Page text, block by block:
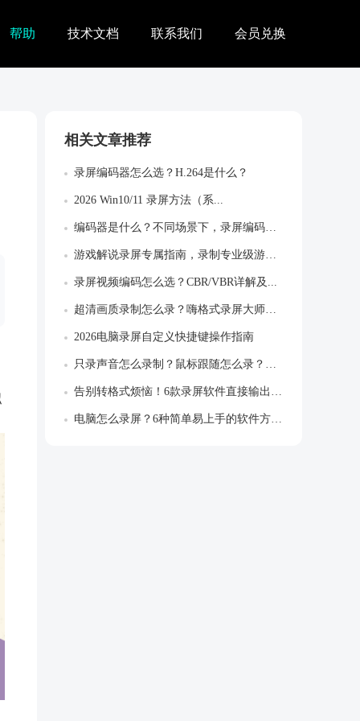
帮助 技术文档 联系我们 会员兑换
相关文章推荐
录屏编码器怎么选？H.264是什么？
2026 Win10/11 录屏方法（系...
编码器是什么？不同场景下，录屏编码器怎么...
游戏解说录屏专属指南，录制专业级游戏作品
录屏视频编码怎么选？CBR/VBR详解及...
超清画质录制怎么录？嗨格式录屏大师超清设...
2026电脑录屏自定义快捷键操作指南
只录声音怎么录制？鼠标跟随怎么录？解锁专...
告别转格式烦恼！6款录屏软件直接输出MP...
电脑怎么录屏？6种简单易上手的软件方法推...